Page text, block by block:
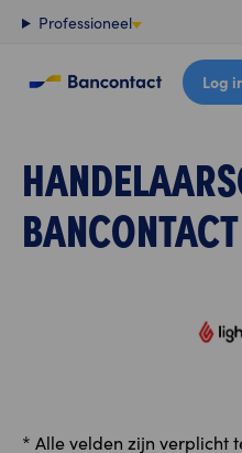
Content
Professioneel
Log
* Alle velden zijn verplicht